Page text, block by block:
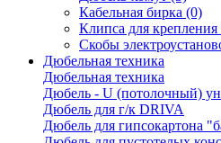
Кабельная бирка (0)
Клипса для крепления
Скобы
Дюбельная техника
Дюбельная техника
Дюбель - U (потолочный)
Дюбель для г/к DRIVA
Дюбель для гипсокартона